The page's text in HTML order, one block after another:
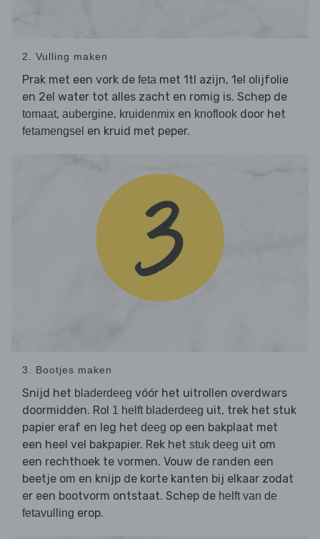
2. Vulling maken
Prak met een vork de feta met 1tl azijn, 1el olijfolie
en 2el water tot alles zacht en romig is. Schep de
tomaat, aubergine, kruidenmix en knoflook door het
fetamengsel en kruid met peper.
3. Bootjes maken
Snijd het bladerdeeg vóór het uitrollen overdwars
doormidden. Rol 1 helft bladerdeeg uit, trek het stuk
papier eraf en leg het deeg op een bakplaat met
een heel vel bakpapier. Rek het stuk deeg uit om
een rechthoek te vormen. Vouw de randen een
beetje om en knijp de korte kanten bij elkaar zodat
er een bootvorm ontstaat. Schep de helft van de
fetavulling erop.